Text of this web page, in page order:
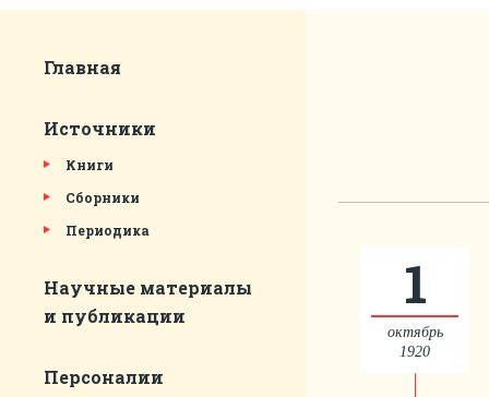
Главная
Источники
Книги
Сборники
Периодика
Научные материалы
и публикации
Персоналии
1
октябрь
1920